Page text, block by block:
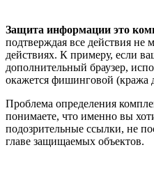
Защита информации это
подтверждая все действия не
действиях. К примеру, если
дополнительный браузер,
окажется фишинговой (кража
Проблема определения
понимаете, что именно вы
подозрительные ссылки, не
главе защищаемых объектов.